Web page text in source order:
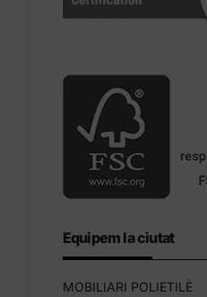
Equipem la ciutat
MOBILIARI POLIETILÈ